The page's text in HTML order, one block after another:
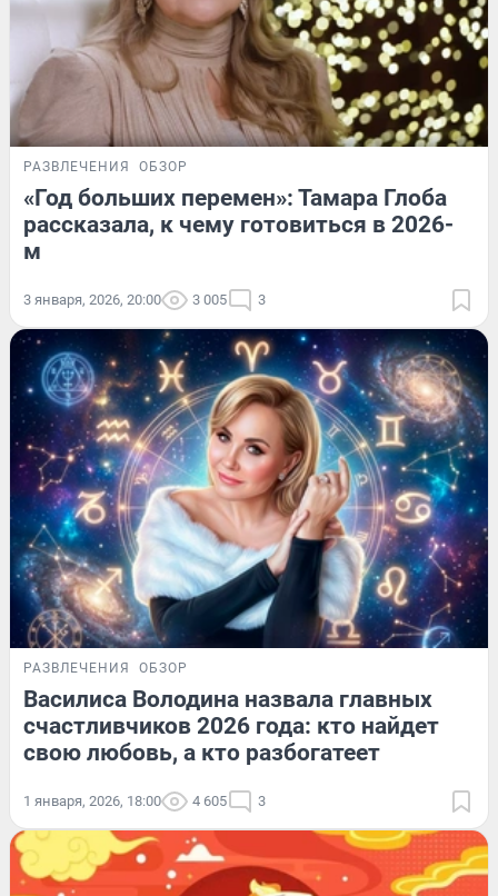
РАЗВЛЕЧЕНИЯ ОБЗОР
«Год больших перемен»: Тамара Глоба
рассказала, к чему готовиться в 2026-
м
3 января, 2026, 20:00 3 005 3
РАЗВЛЕЧЕНИЯ ОБЗОР
Василиса Володина назвала главных
счастливчиков 2026 года: кто найдет
свою любовь, а кто разбогатеет
1 января, 2026, 18:00 4 605 3